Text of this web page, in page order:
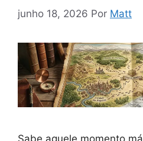
junho 18, 2026 Por Matt